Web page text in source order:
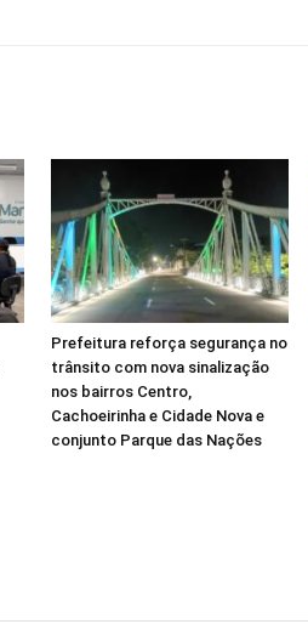
Prefeitura reforça segurança no
trânsito com nova sinalização
nos bairros Centro,
Cachoeirinha e Cidade Nova e
conjunto Parque das Nações